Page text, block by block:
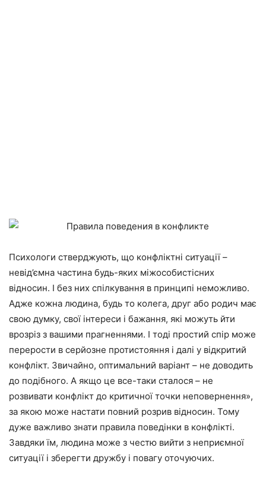
Психологи стверджують, що конфліктні ситуації –
невід’ємна частина будь-яких міжособистісних
відносин. І без них спілкування в принципі неможливо.
Адже кожна людина, будь то колега, друг або родич має
свою думку, свої інтереси і бажання, які можуть йти
врозріз з вашими прагненнями. І тоді простий спір може
перерости в серйозне протистояння і далі у відкритий
конфлікт. Звичайно, оптимальний варіант – не доводить
до подібного. А якщо це все-таки сталося – не
розвивати конфлікт до критичної точки неповернення»,
за якою може настати повний розрив відносин. Тому
дуже важливо знати правила поведінки в конфлікті.
Завдяки їм, людина може з честю вийти з неприємної
ситуації і зберегти дружбу і повагу оточуючих.